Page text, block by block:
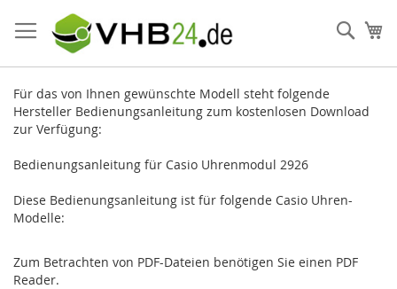
zum
Inhalt
Für das von Ihnen gewünschte Modell steht folgende
Hersteller Bedienungsanleitung zum kostenlosen Download
zur Verfügung:
Bedienungsanleitung für Casio Uhrenmodul 2926
Diese Bedienungsanleitung ist für folgende Casio Uhren-
Modelle:
Zum Betrachten von PDF-Dateien benötigen Sie einen PDF
Reader.